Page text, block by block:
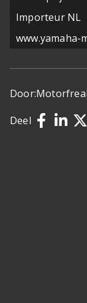
Importeur NL
www.yamaha-
Door:
Deel